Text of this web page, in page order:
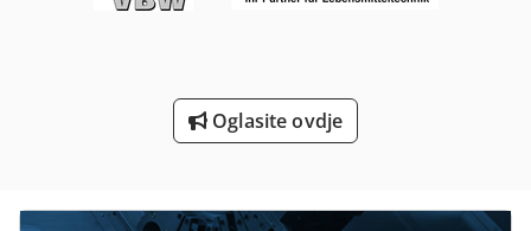
Strojevi I Alati Za Obradu Kamena
Oglasite ovdje